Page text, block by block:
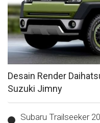
Desain Render
Suzuki Jimny
Subaru Trailseeker